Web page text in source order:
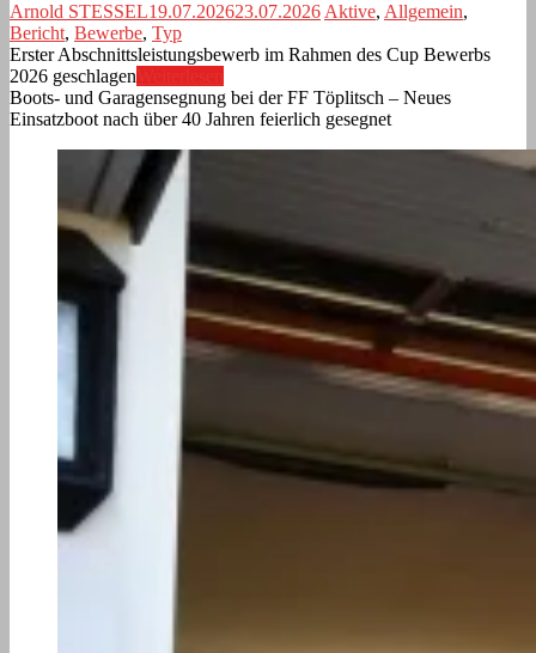
Arnold STESSEL19.07.202623.07.2026Aktive, Allgemein,
Bericht, Bewerbe, Typ
Erster Abschnittsleistungsbewerb im Rahmen des Cup Bewerbs
2026 geschlagen
Boots- und Garagensegnung bei der FF Töplitsch – Neues
Einsatzboot nach über 40 Jahren feierlich gesegnet